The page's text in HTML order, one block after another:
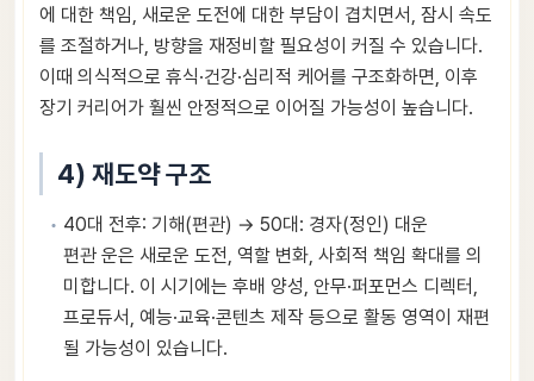
에 대한 책임, 새로운 도전에 대한 부담이 겹치면서, 잠시 속도
를 조절하거나, 방향을 재정비할 필요성이 커질 수 있습니다.
이때 의식적으로 휴식·건강·심리적 케어를 구조화하면, 이후
장기 커리어가 훨씬 안정적으로 이어질 가능성이 높습니다.
4) 재도약 구조
40대 전후: 기해(편관) → 50대: 경자(정인) 대운
편관 운은 새로운 도전, 역할 변화, 사회적 책임 확대를 의
미합니다. 이 시기에는 후배 양성, 안무·퍼포먼스 디렉터,
프로듀서, 예능·교육·콘텐츠 제작 등으로 활동 영역이 재편
될 가능성이 있습니다.